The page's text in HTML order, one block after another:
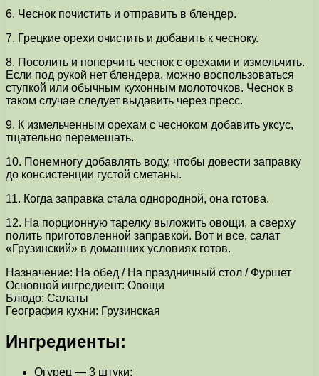
6. Чеснок почистить и отправить в блендер.
7. Грецкие орехи очистить и добавить к чесноку.
8. Посолить и поперчить чеснок с орехами и измельчить.
Если под рукой нет блендера, можно воспользоваться
ступкой или обычным кухонным молоточков. Чеснок в
таком случае следует выдавить через пресс.
9. К измельченным орехам с чесноком добавить уксус,
тщательно перемешать.
10. Понемногу добавлять воду, чтобы довести заправку
до консистенции густой сметаны.
11. Когда заправка стала однородной, она готова.
12. На порционную тарелку выложить овощи, а сверху
полить приготовленной заправкой. Вот и все, салат
«Грузинский» в домашних условиях готов.
Назначение: На обед / На праздничный стол / Фуршет
Основной ингредиент: Овощи
Блюдо: Салаты
География кухни: Грузинская
Ингредиенты:
Огурец — 3 штуки;